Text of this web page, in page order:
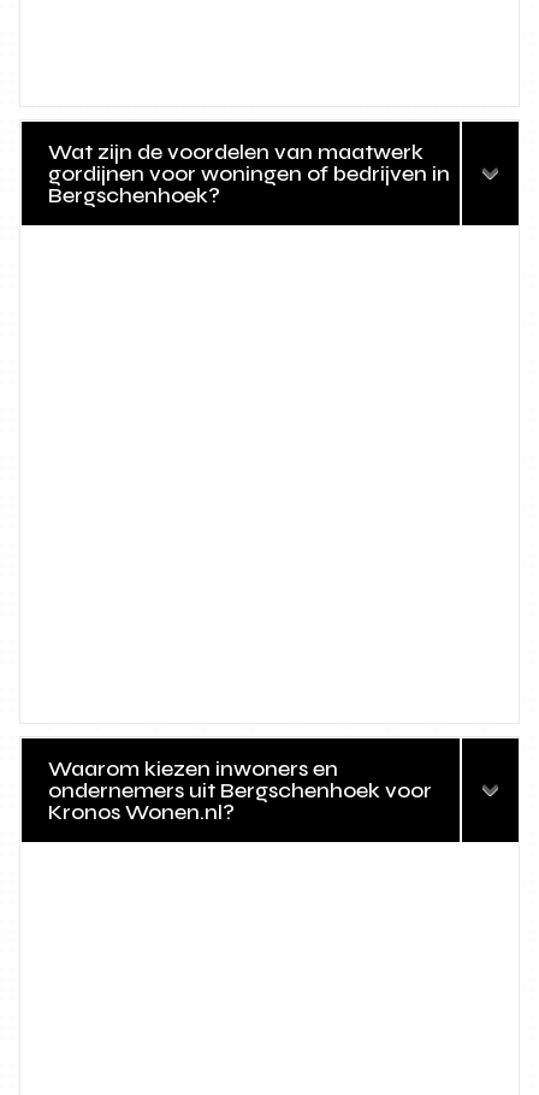
Wat zijn de voordelen van maatwerk
gordijnen voor woningen of bedrijven in
Bergschenhoek?
Waarom kiezen inwoners en
ondernemers uit Bergschenhoek voor
Kronos Wonen.nl?